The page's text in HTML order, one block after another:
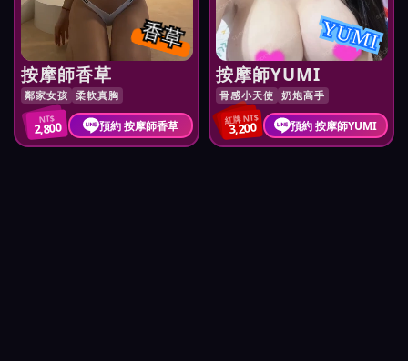
香草
按摩師香草
鄰家女孩 柔軟真胸
NT$
2,800 預約 按摩師香草
YUMI
按摩師YUMI
骨感小天使 奶炮高手
紅牌 NT$
3,200 預約 按摩師YUMI